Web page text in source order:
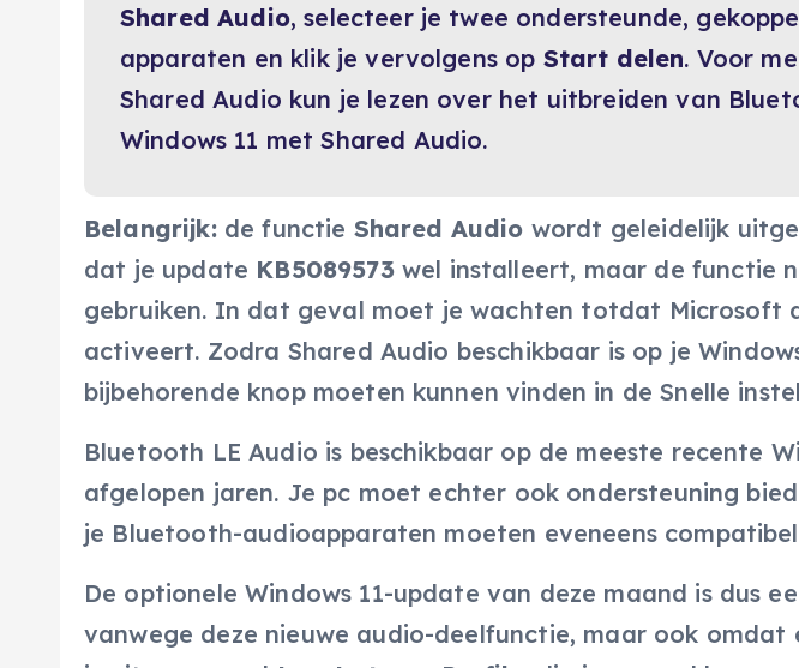
Shared Audio, selecteer je twee ondersteunde,
apparaten en klik je vervolgens op Start delen. Voor
Shared Audio kun je lezen over het uitbreiden van
Windows 11 met Shared Audio.
Belangrijk:de functie Shared Audio wordt geleidelijk
dat je update KB5089573wel installeert, maar de functie
gebruiken. In dat geval moet je wachten totdat Microsoft
activeert. Zodra Shared Audio beschikbaar is op je
bijbehorende knop moeten kunnen vinden in de Snelle
Bluetooth LE Audio is beschikbaar op de meeste recente
afgelopen jaren. Je pc moet echter ook ondersteuning
je Bluetooth-audioapparaten moeten eveneens
De optionele Windows 11-update van deze maand is dus
vanwege deze nieuwe audio-deelfunctie, maar ook omdat